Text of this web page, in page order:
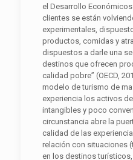
el Desarrollo
clientes se están
experimentales,
productos, comidas y
dispuestos a darle una
destinos que ofrecen
calidad pobre” (OECD,
modelo de turismo de
experiencia los activos
intangibles y poco
circunstancia abre la
calidad de las
relación con situaciones
en los destinos